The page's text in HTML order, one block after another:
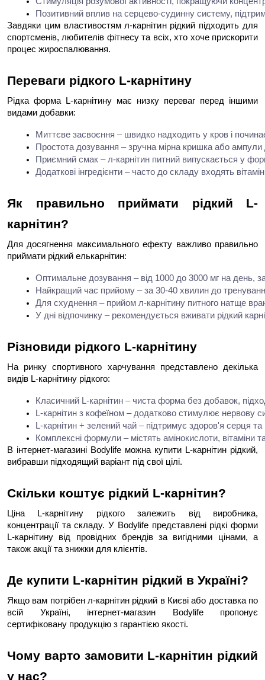
Позитивний вплив на серцево-судинну систему,
Завдяки цим властивостям л-карнітин рідкий підходить для
спортсменів, любителів фітнесу та всіх, хто хоче прискорити
процес жироспалювання.
Переваги рідкого L-карнітину
Рідка форма L-карнітину має низку переваг перед іншими
видами добавки:
Миттєве засвоєння – швидко надходить у кров і
Простота дозування – зручна мірна кришка або ампули
Приємний смак – л-карнітин питний випускається у
Додаткові інгредієнти – часто до складу входять
Як правильно приймати рідкий L-
карнітин?
Для досягнення максимального ефекту важливо правильно
приймати рідкий елькарнітин:
Оптимальне дозування – від 1000 до 3000 мг на день,
Найкращий час прийому – за 30-40 хвилин до
Для схуднення – прийом л-карнітину питного натще
У дні відпочинку – рекомендується вживати рідкий
Різновиди рідкого L-карнітину
На ринку спортивного харчування представлено декілька
видів L-карнітину рідкого:
Класичний L-карнітин – чиста форма без добавок,
L-карнітин з кофеїном – додатково стимулює
L-карнітин + зелений чай – підтримує здоров'я серця
Комплексні формули – містять амінокислоти, вітаміни
В інтернет-магазині Bodylife можна купити L-карнітин рідкий,
вибравши підходящий варіант під свої цілі.
Скільки коштує рідкий L-карнітин?
Ціна L-карнітину рідкого залежить від виробника,
концентрації та складу. У Bodylife представлені рідкі форми
L-карнітину від провідних брендів за вигідними цінами, а
також акції та знижки для клієнтів.
Де купити L-карнітин рідкий в Україні?
Якщо вам потрібен л-карнітин рідкий в Києві або доставка по
всій Україні, інтернет-магазин Bodylife пропонує
сертифіковану продукцію з гарантією якості.
Чому варто замовити L-карнітин рідкий
у нас?